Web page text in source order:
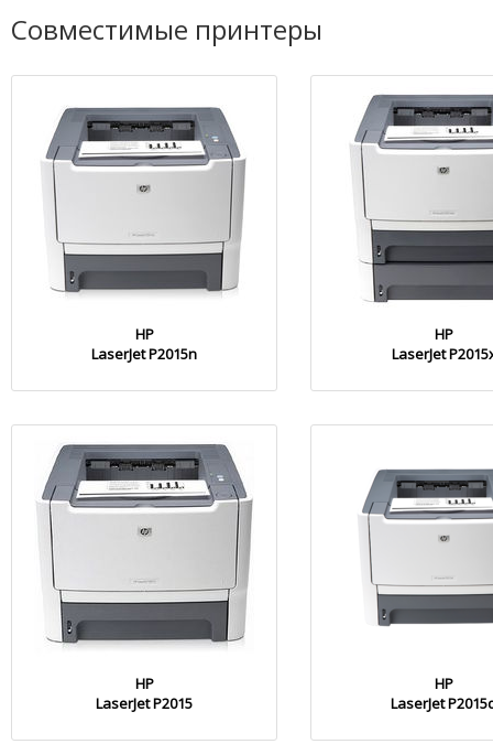
Совместимые принтеры
HP
LaserJet P2015n
HP
LaserJet
HP
LaserJet P2015
HP
LaserJet